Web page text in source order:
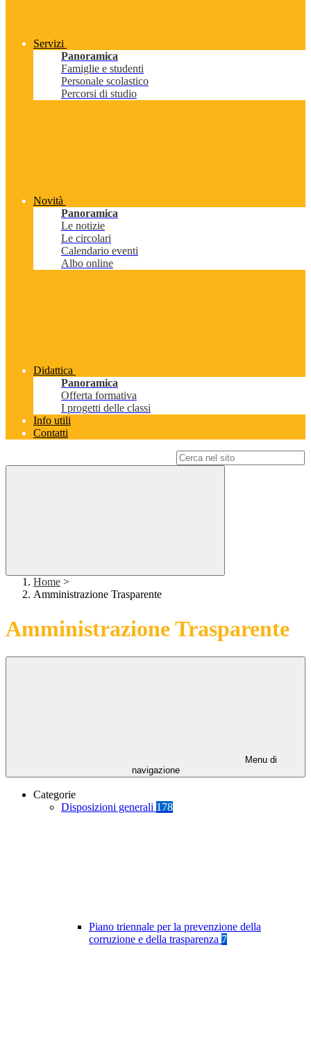
Servizi
Panoramica
Famiglie e studenti
Personale scolastico
Percorsi di studio
Novità
Panoramica
Le notizie
Le circolari
Calendario eventi
Albo online
Didattica
Panoramica
Offerta formativa
I progetti delle classi
Info utili
Contatti
Home >
Amministrazione Trasparente
Amministrazione Trasparente
Menu di
navigazione
Categorie
Disposizioni generali 178
Piano triennale per la prevenzione della
corruzione e della trasparenza 7